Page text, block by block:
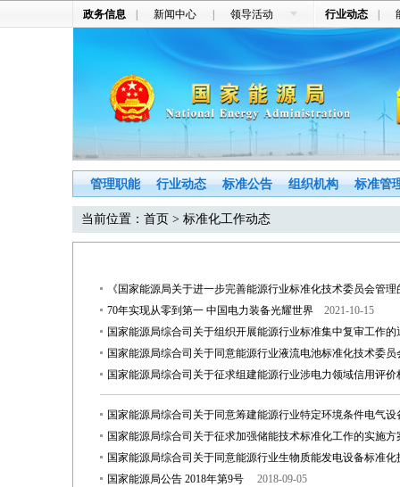
政务信息 新闻中心 领导活动 行业动态
管理职能 行业动态 标准公告 组织机构 标准管
当前位置： 首页 > 标准化工作动态
《国家能源局关于进一步完善能源行业标准化技术委员会管
70年实现从零到第一 中国电力装备光耀世界
2021-10-15
国家能源局综合司关于组织开展能源行业标准集中复审工作的
国家能源局综合司关于同意能源行业液流电池标准化技术委
国家能源局综合司关于征求组建能源行业涉电力领域信用评
国家能源局综合司关于同意筹建能源行业特定环境条件电气
国家能源局综合司关于征求加强储能技术标准化工作的实施方
国家能源局综合司关于同意能源行业生物质能发电设备标准
国家能源局公告 2018年第9号
2018-09-05